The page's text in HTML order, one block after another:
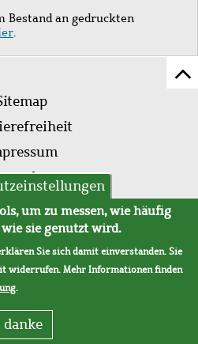
Bestand an gedruckten
.
AVBum zu messen, wie häufig
sie genutzt wird.
Sie sich damit einverstanden. Sie
widerrufen. Mehr Informationen finden
.
danke